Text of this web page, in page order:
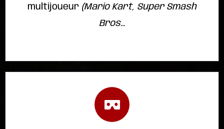
multijoueur (Mario Kart, Super Smash
Bros...